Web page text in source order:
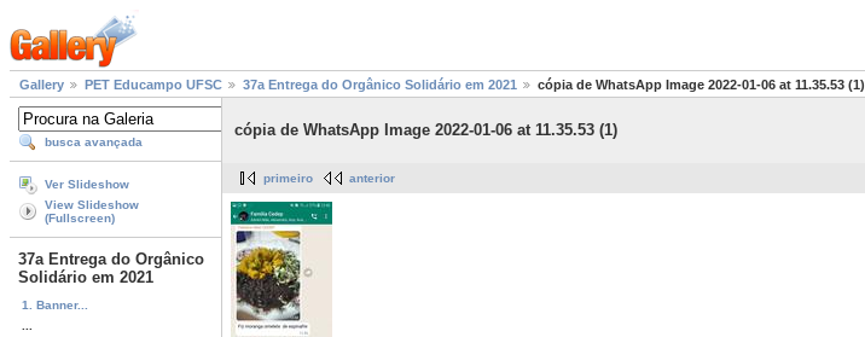
Gallery PET Educampo UFSC 37a Entrega do Orgânico Solidário em 2021 cópia de WhatsApp Image 2022-01-06 at 11.35.53 (1)
busca avançada
Ver Slideshow
View Slideshow
(Fullscreen)
37a Entrega do Orgânico
Solidário em 2021
1. Banner...
cópia de WhatsApp Image 2022-01-06 at 11.35.53 (1)
primeiro anterior